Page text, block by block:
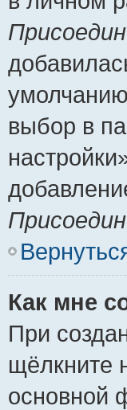
выбор в
Как мне
При
щёлкните
основной